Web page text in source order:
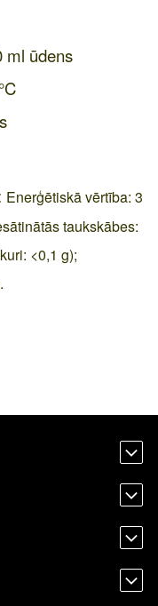
ml ūdens
Enerģētiskā vērtība: 3
taukskābes:
<0,1 g);